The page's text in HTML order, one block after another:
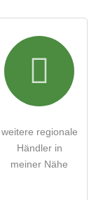
genommen.
sind
weitere regionale
Händler in
meiner Nähe